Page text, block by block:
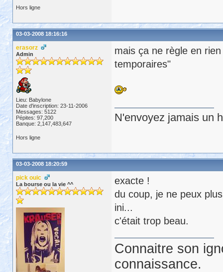
Hors ligne
03-03-2008 18:16:16
erasorz
Admin
Lieu: Babylone
Date d'inscription: 23-11-2006
Messages: 5122
Pépites: 97,200
Banque: 2,147,483,647
mais ça ne règle en
temporaires"
N'envoyez jamais un
Hors ligne
03-03-2008 18:20:59
pick ouic
La bourse ou la vie ^^
exacte !
du coup, je ne peux
ini...
c'était trop beau.
Connaitre son
connaissance.